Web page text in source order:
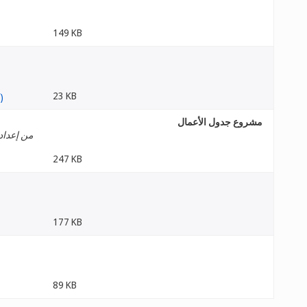
149 KB
23 KB
مشروع جدول الأعمال
من إعداد
247 KB
177 KB
89 KB